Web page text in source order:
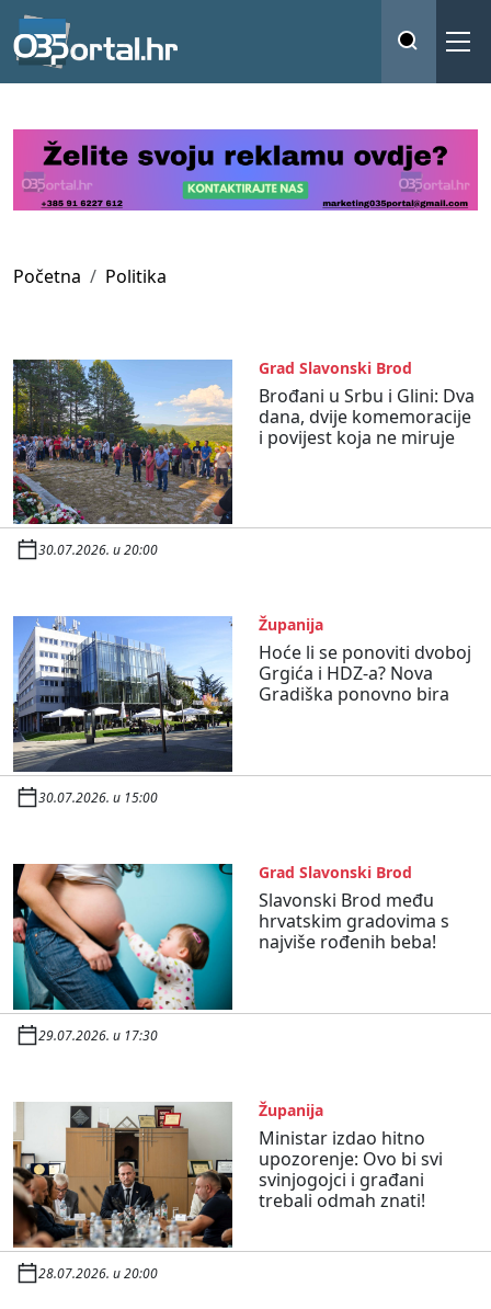
Početna Politika
Grad Slavonski Brod
Brođani u Srbu i Glini: Dva
dana, dvije komemoracije
i povijest koja ne miruje
30.07.2026. u 20:00
Županija
Hoće li se ponoviti dvoboj
Grgića i HDZ-a? Nova
Gradiška ponovno bira
30.07.2026. u 15:00
Grad Slavonski Brod
Slavonski Brod među
hrvatskim gradovima s
najviše rođenih beba!
29.07.2026. u 17:30
Županija
Ministar izdao hitno
upozorenje: Ovo bi svi
svinjogojci i građani
trebali odmah znati!
28.07.2026. u 20:00